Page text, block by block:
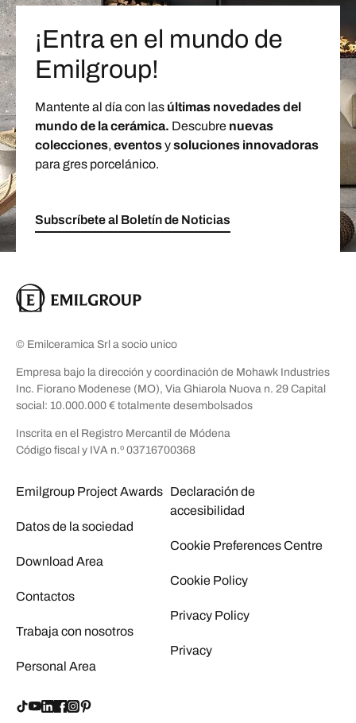
¡Entra en el mundo de
Emilgroup!
Mantente al día con las últimas novedades del
mundo de la cerámica. Descubre nuevas
colecciones, eventosysoluciones innovadoras
para gres porcelánico.
Subscríbete al Boletín de Noticias
© Emilceramica Srl a socio unico
Empresa bajo la dirección y coordinación de Mohawk Industries
Inc. Fiorano Modenese (MO), Via Ghiarola Nuova n. 29 Capital
social: 10.000.000 € totalmente desembolsados
Inscrita en el Registro Mercantil de Módena
Código fiscal y IVA n.º 03716700368
Emilgroup Project Awards
Datos de la sociedad
Download Area
Contactos
Trabaja con nosotros
Personal Area
Declaración de
accesibilidad
Cookie Preferences Centre
Cookie Policy
Privacy Policy
Privacy